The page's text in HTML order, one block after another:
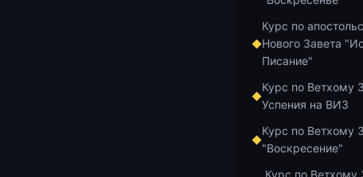
Курс по
Нового Завета
Писание"
Курс по Ветхому
Успения на ВИЗ
Курс по Ветхому
"Воскресение"
Курс по Ветхому
https://
Открыть аудио
Добавить в